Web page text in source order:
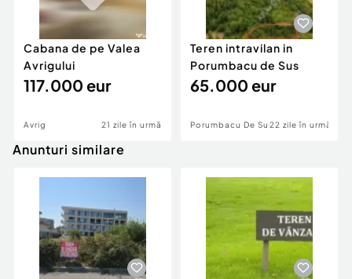
Cabana de pe Valea
Avrigului
117.000 eur
Avrig 21 zile în urmă
Teren intravilan in
Porumbacu de Sus
65.000 eur
Porumbacu De Sus22 zile în urmă
Anunturi similare